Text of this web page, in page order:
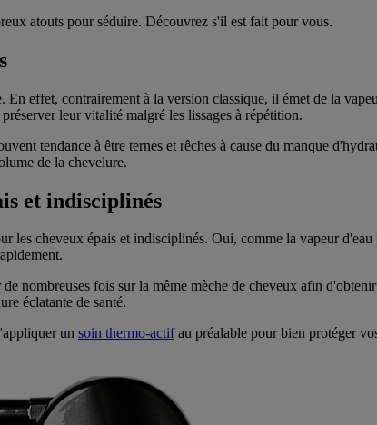
atouts pour séduire. Découvrez s'il est fait pour vous.
En effet, contrairement à la version classique, il émet de la
leur vitalité malgré les lissages à répétition.
tendance à être ternes et rêches à cause du manque
de la chevelure.
et indisciplinés
les cheveux épais et indisciplinés. Oui, comme la vapeur
nombreuses fois sur la même mèche de cheveux afin
éclatante de santé.
un soin thermo-actifau préalable pour bien protéger